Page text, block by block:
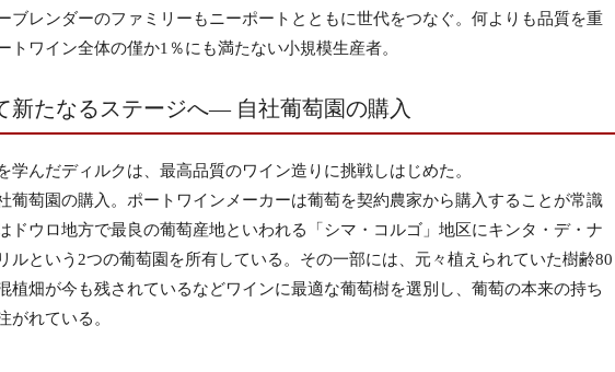
ブレンダーのファミリーもニーポートとともに世代をつなぐ。何よりも品質を重
トワイン全体の僅か1％にも満たない小規模生産者。
新たなるステージへ― 自社葡萄園の購入
学んだディルクは、最高品質のワイン造りに挑戦しはじめた。
葡萄園の購入。ポートワインメーカーは葡萄を契約農家から購入することが常識
ドウロ地方で最良の葡萄産地といわれる「シマ・コルゴ」地区にキンタ・デ・ナ
ルという2つの葡萄園を所有している。その一部には、元々植えられていた樹齢80
植畑が今も残されているなどワインに最適な葡萄樹を選別し、葡萄の本来の持ち
がれている。